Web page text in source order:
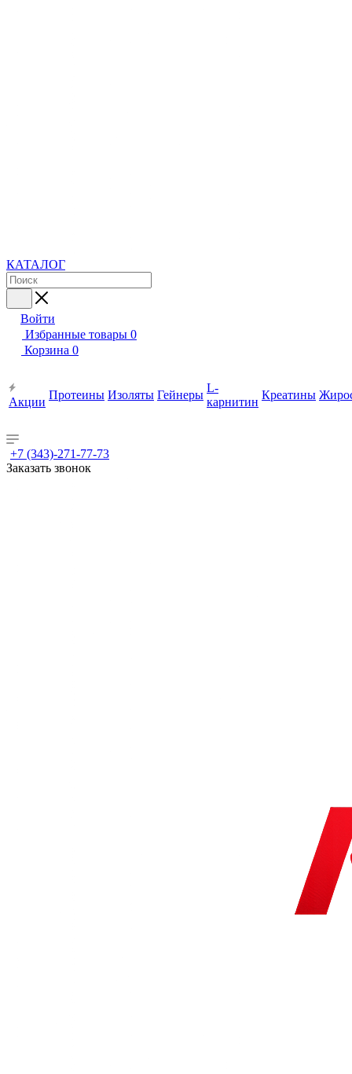
КАТАЛОГ
Войти
Избранные товары 0
Корзина 0
Акции
Протеины Изоляты Гейнеры
L-
карнитин
Креатины
+7 (343)-271-77-73
Заказать звонок